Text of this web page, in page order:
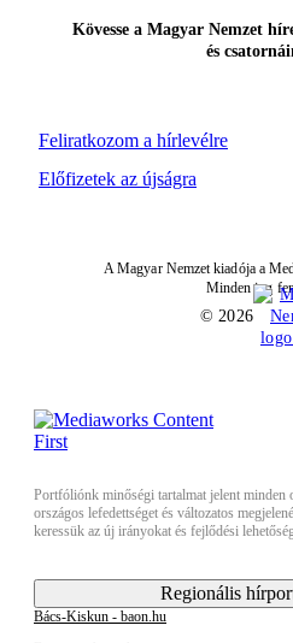
Feliratkozom a hírlevélre
Kövesse a Magyar Nemzet
és
Előfizetek az újságra
A Magyar Nemzet kiadója a
Minden jog
© 2026
Portfóliónk minőségi tartalmat jelent minden
országos lefedettséget és változatos
keressük az új irányokat és fejlődési
Regionális
Bács-Kiskun - baon.hu